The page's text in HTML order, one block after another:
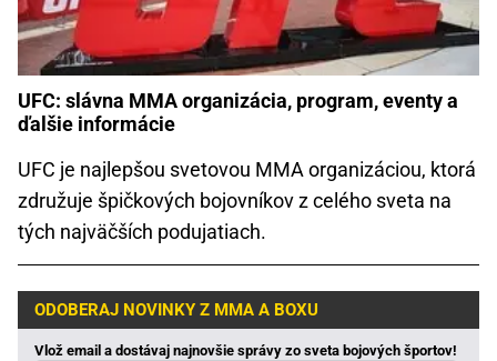
UFC: slávna MMA organizácia, program, eventy a
ďalšie informácie
UFC je najlepšou svetovou MMA organizáciou, ktorá
združuje špičkových bojovníkov z celého sveta na
tých najväčších podujatiach.
ODOBERAJ NOVINKY Z MMA A BOXU
Vlož email a dostávaj najnovšie správy zo sveta bojových športov!